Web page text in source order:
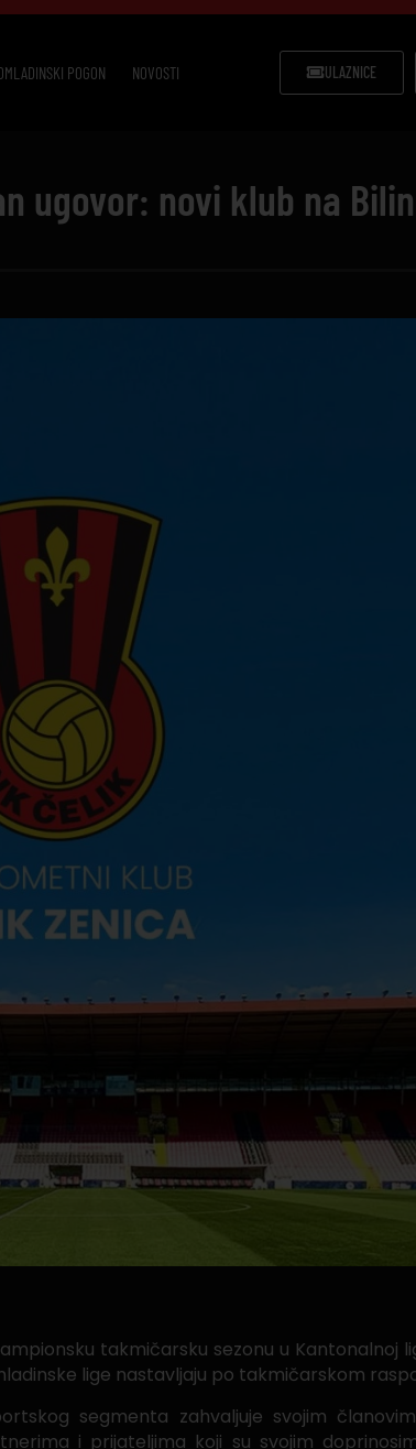
POGON NOVOSTI ULAZNICE
ugovor: novi klub na
takmičarsku sezonu u Kantonalnoj
lige nastavljaju po takmičarskom
segmenta zahvaljuje svojim
i prijateljima koji su svojim